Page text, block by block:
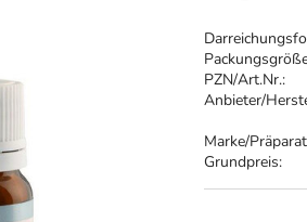
PZN/Art.Nr.:
Anbieter/
Marke/
Grundpreis: